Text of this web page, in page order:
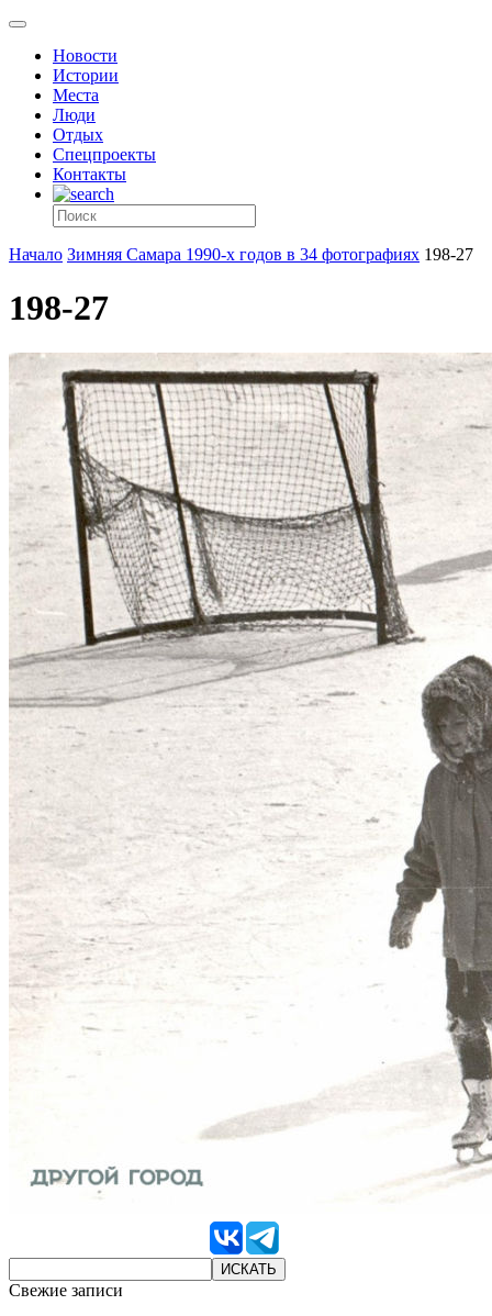
Новости
Истории
Места
Люди
Отдых
Спецпроекты
Контакты
Начало Зимняя Самара 1990-х годов в 34 фотографиях 198-27
198-27
Свежие записи